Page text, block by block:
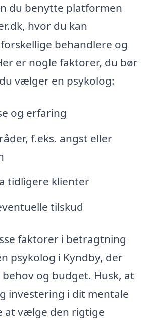
du benytte platformen
hvor du kan
behandlere og
er nogle faktorer, du bør
vælger en psykolog:
og erfaring
f.eks. angst eller
tidligere klienter
tilskud
faktorer i betragtning
psykolog i Kyndby, der
og budget. Husk, at
investering i dit mentale
at vælge den rigtige